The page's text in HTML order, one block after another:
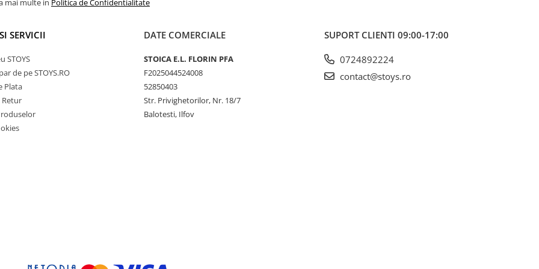
mai multe in Politica de Confidentialitate
SERVICII
STOYS
de pe STOYS.RO
Plata
Retur
DATE COMERCIALE
STOICA E.L. FLORIN PFA
F2025044524008
52850403
Str. Privighetorilor, Nr. 18/7
Balotesti, Ilfov
SUPORT CLIENTI 09:00-17:00
0724892224
contact@stoys.ro